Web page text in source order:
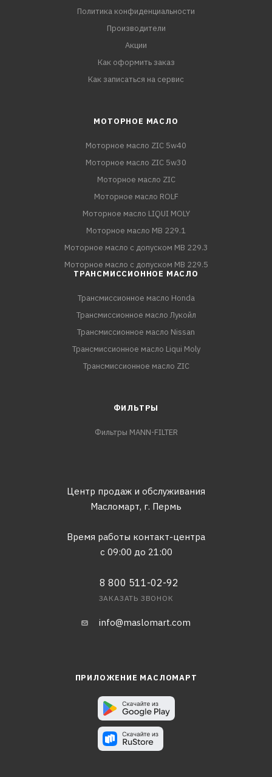
Политика конфиденциальности
Производители
Акции
Как оформить заказ
Как записаться на сервис
МОТОРНОЕ МАСЛО
Моторное масло ZIC 5w40
Моторное масло ZIC 5w30
Моторное масло ZIC
Моторное масло ROLF
Моторное масло LIQUI MOLY
Моторное масло MB 229.1
Моторное масло с допуском MB 229.3
Моторное масло с допуском MB 229.5
ТРАНСМИССИОННОЕ МАСЛО
Трансмиссионное масло Honda
Трансмиссионное масло Лукойл
Трансмиссионное масло Nissan
Трансмиссионное масло Liqui Moly
Трансмиссионное масло ZIC
ФИЛЬТРЫ
Фильтры MANN-FILTER
Центр продаж и обслуживания
Масломарт, г. Пермь
Время работы контакт-центра
с 09:00 до 21:00
8 800 511-02-92
ЗАКАЗАТЬ ЗВОНОК
info@maslomart.com
ПРИЛОЖЕНИЕ МАСЛОМАРТ